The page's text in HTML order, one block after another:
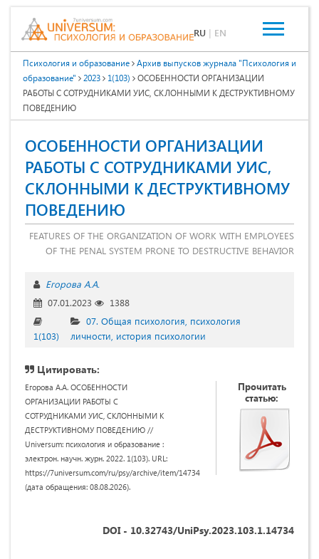
RU | EN
Психология и образование
Архив выпусков журнала "Психология и
образование"
2023 1(103)
ОСОБЕННОСТИ ОРГАНИЗАЦИИ
РАБОТЫ С СОТРУДНИКАМИ УИС, СКЛОННЫМИ К ДЕСТРУКТИВНОМУ
ПОВЕДЕНИЮ
ОСОБЕННОСТИ ОРГАНИЗАЦИИ
РАБОТЫ С СОТРУДНИКАМИ УИС,
СКЛОННЫМИ К ДЕСТРУКТИВНОМУ
ПОВЕДЕНИЮ
FEATURES OF THE ORGANIZATION OF WORK WITH EMPLOYEES
OF THE PENAL SYSTEM PRONE TO DESTRUCTIVE BEHAVIOR
Егорова А.А.
07.01.2023
1388
1(103)
07. Общая психология, психология
личности, история психологии
Цитировать:
Егорова А.А. ОСОБЕННОСТИ
ОРГАНИЗАЦИИ РАБОТЫ С
СОТРУДНИКАМИ УИС, СКЛОННЫМИ К
ДЕСТРУКТИВНОМУ ПОВЕДЕНИЮ //
Universum: психология и образование :
электрон. научн. журн. 2022. 1(103). URL:
https://7universum.com/ru/psy/archive/item/14734
(дата обращения: 08.08.2026).
Прочитать
статью:
DOI - 10.32743/UniPsy.2023.103.1.14734